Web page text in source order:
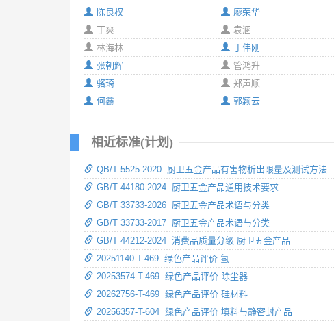
陈良权
廖荣华
丁爽
袁涵
林海林
丁伟刚
张朝辉
管鸿升
骆琦
郑声顺
何鑫
郭颖云
相近标准(计划)
QB/T 5525-2020 厨卫五金产品有害物析出限量及测试方法
GB/T 44180-2024 厨卫五金产品通用技术要求
GB/T 33733-2026 厨卫五金产品术语与分类
GB/T 33733-2017 厨卫五金产品术语与分类
GB/T 44212-2024 消费品质量分级 厨卫五金产品
20251140-T-469 绿色产品评价 氢
20253574-T-469 绿色产品评价 除尘器
20262756-T-469 绿色产品评价 硅材料
20256357-T-604 绿色产品评价 填料与静密封产品